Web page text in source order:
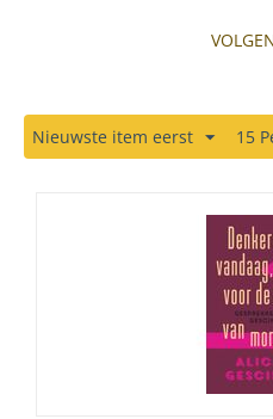
Nieuwste item eerst 15